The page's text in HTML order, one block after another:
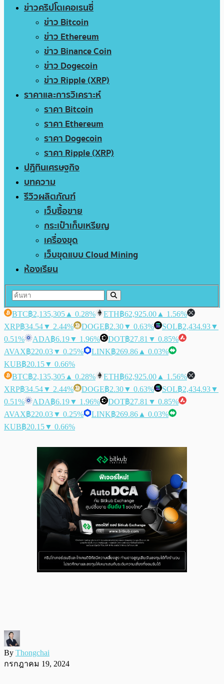
ข่าวคริปโตเคอเรนซี่
ข่าว Bitcoin
ข่าว Ethereum
ข่าว Binance Coin
ข่าว Dogecoin
ข่าว Ripple (XRP)
ราคาและการวิเคราะห์
ราคา Bitcoin
ราคา Ethereum
ราคา Dogecoin
ราคา Ripple (XRP)
ปฏิทินเศรษฐกิจ
บทความ
รีวิวผลิตภัณฑ์
เว็บซื้อขาย
กระเป๋าเก็บเหรียญ
เครื่องขุด
เว็บขุดแบบ Cloud Mining
ห้องเรียน
BTC฿2,135,305 ▲ 0.28% ETH฿62,925.00 ▲ 1.56%
XRP฿34.54▼ 2.44% DOGE฿2.30▼ 0.63% SOL฿2,434.93▼
0.51%
ADA฿6.19▼ 1.96% DOT฿27.81 ▼ 0.85%
AVAX฿220.03▼ 0.25% LINK฿269.86 ▲ 0.03%
KUB฿20.15▼ 0.66%
BTC฿2,135,305 ▲ 0.28% ETH฿62,925.00 ▲ 1.56%
XRP฿34.54▼ 2.44% DOGE฿2.30▼ 0.63% SOL฿2,434.93▼
0.51%
ADA฿6.19▼ 1.96% DOT฿27.81 ▼ 0.85%
AVAX฿220.03▼ 0.25% LINK฿269.86 ▲ 0.03%
KUB฿20.15▼ 0.66%
By Thongchai
กรกฎาคม 19, 2024